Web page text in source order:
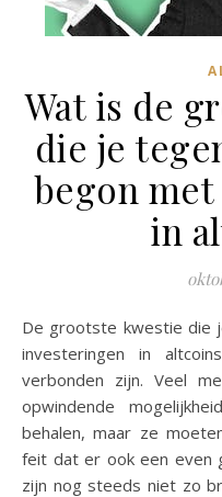
Wat is de
die je
begon
in
De grootste kwestie die je tegenkomt bij het starten van
investeringen in
verbonden zijn. Veel
opwindende
behalen, maar ze
feit dat er ook een even
zijn nog steeds niet zo